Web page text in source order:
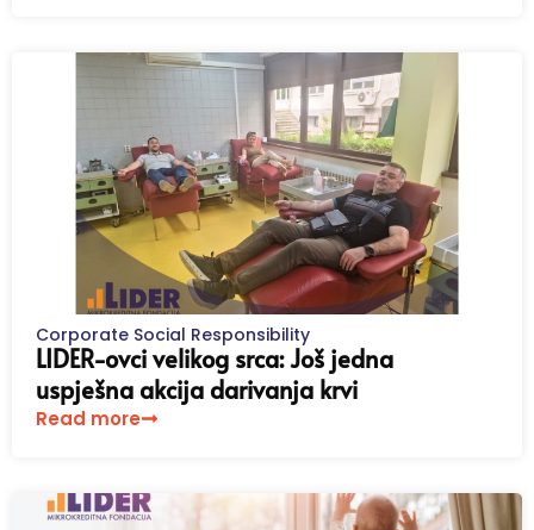
Corporate Social Responsibility
LIDER-ovci velikog srca: Još jedna
uspješna akcija darivanja krvi
Read more